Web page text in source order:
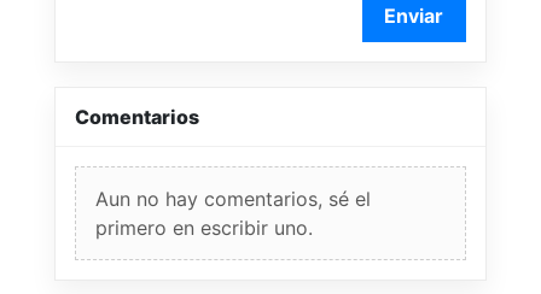
Enviar
Comentarios
Aun no hay comentarios, sé el
primero en escribir uno.